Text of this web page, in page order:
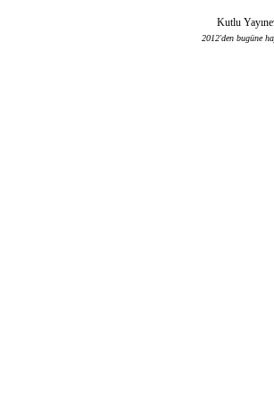
Kutlu
2012'den bugüne